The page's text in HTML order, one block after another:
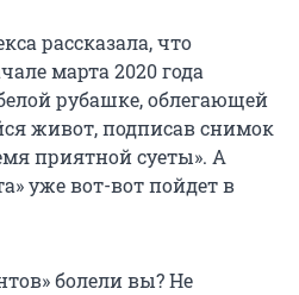
рассказала, что
марта 2020 года
рубашке, облегающей
живот, подписав снимок
приятной суеты». А
уже вот-вот пойдет в
болели вы? Не